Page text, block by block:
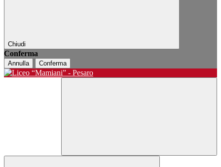
Chiudi
Conferma
Annulla Conferma